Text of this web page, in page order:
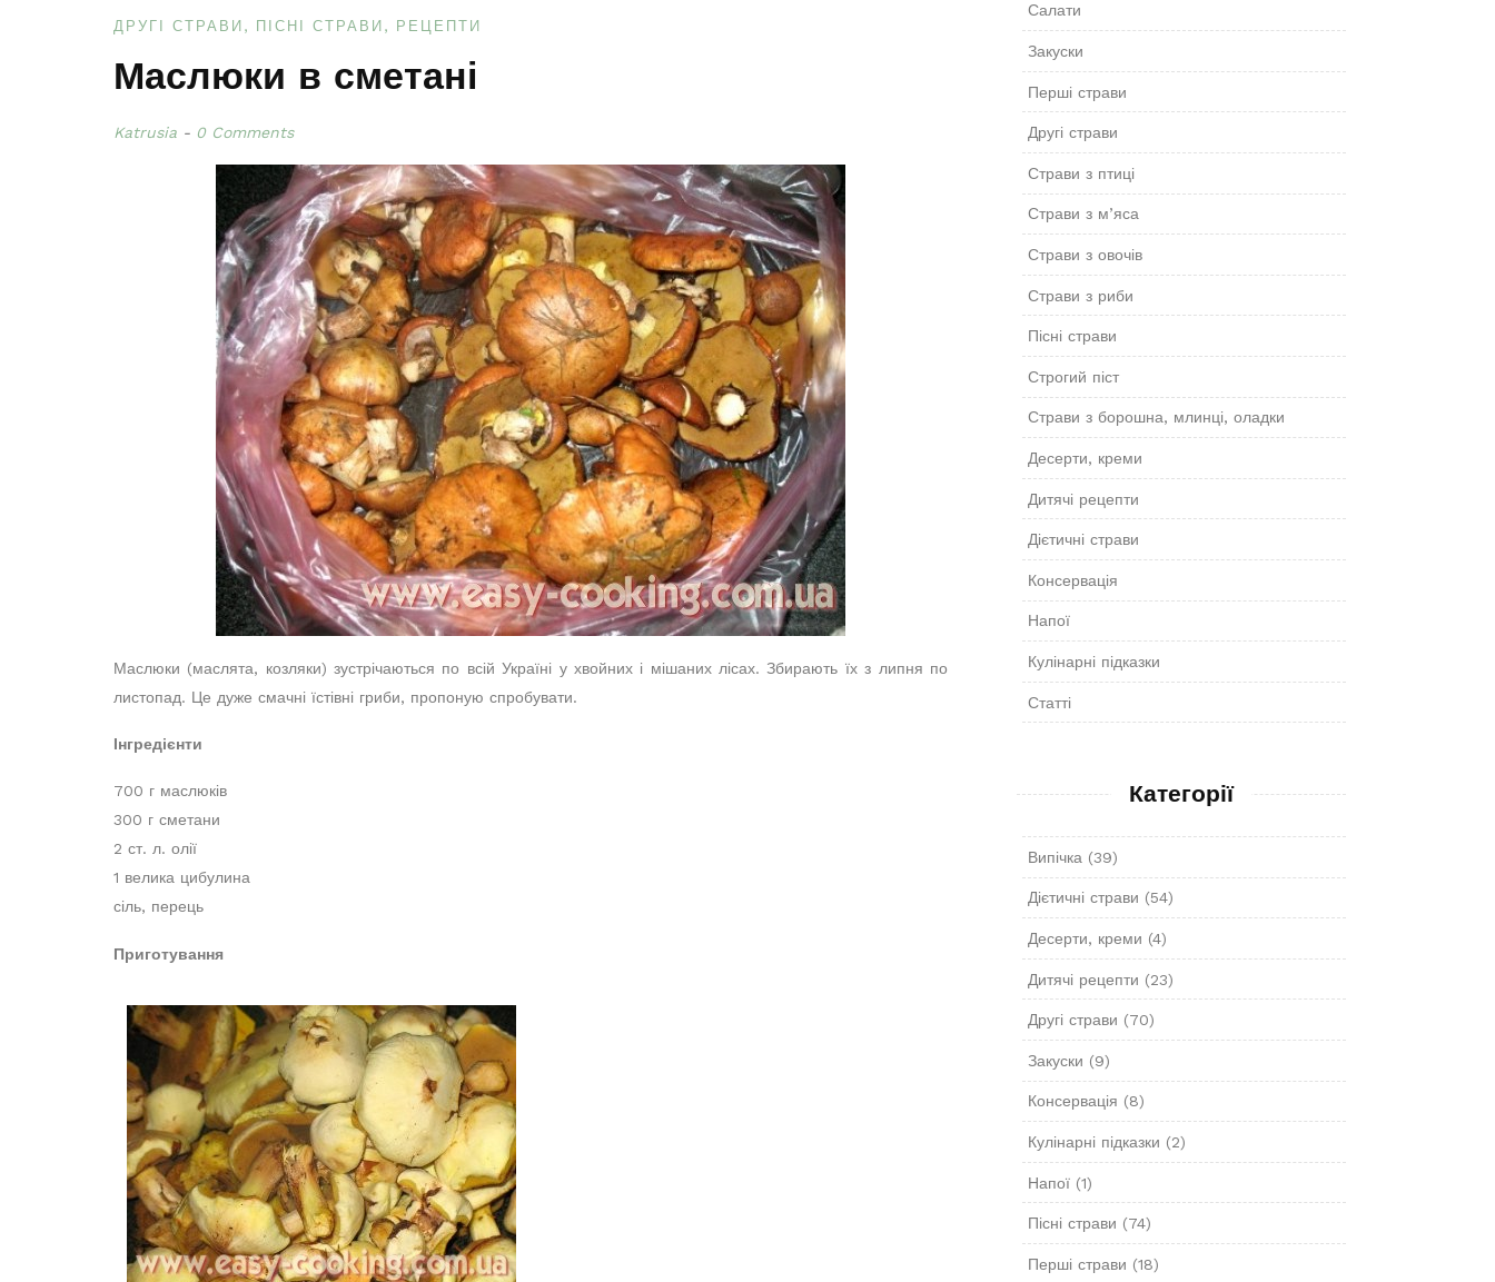
ДРУГІ СТРАВИ ПІСНІ СТРАВИ РЕЦЕПТИ
Маслюки в сметані
Katrusia 0 Comments
Маслюки (маслята, козляки) зустрічаються по всій Україні у хвойних і мішаних лісах. Збирають їх з липня по
листопад. Це дуже смачні їстівні гриби, пропоную спробувати.
Інгредієнти
700 г маслюків
300 г сметани
2 ст. л. олії
1 велика цибулина
сіль, перець
Приготування
Салати
Закуски
Перші страви
Другі страви
Страви з птиці
Страви з м’яса
Страви з овочів
Страви з риби
Пісні страви
Строгий піст
Страви з борошна, млинці, оладки
Десерти, креми
Дитячі рецепти
Дієтичні страви
Консервація
Напої
Кулінарні підказки
Статті
Категорії
Випічка (39)
Дієтичні страви (54)
Десерти, креми (4)
Дитячі рецепти (23)
Другі страви (70)
Закуски (9)
Консервація (8)
Кулінарні підказки (2)
Напої(1)
Пісні страви (74)
Перші страви (18)